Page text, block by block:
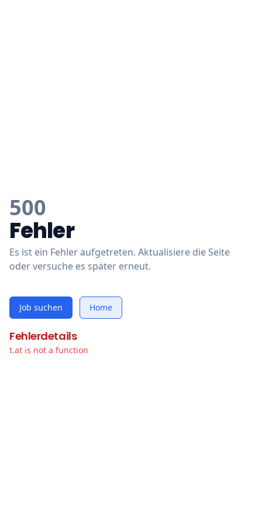
500
Fehler
Es ist ein Fehler aufgetreten. Aktualisiere die Seite
oder versuche es später erneut.
Job suchen Home
Fehlerdetails
t.at is not a function